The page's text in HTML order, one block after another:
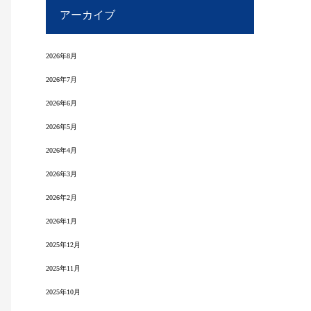
アーカイブ
2026年8月
2026年7月
2026年6月
2026年5月
2026年4月
2026年3月
2026年2月
2026年1月
2025年12月
2025年11月
2025年10月